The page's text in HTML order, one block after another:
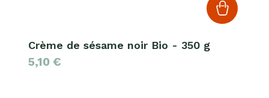
Crème de sésame noir Bio - 350 g
5,10 €